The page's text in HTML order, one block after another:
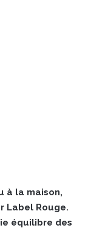
à la maison,
Label Rouge.
équilibre des